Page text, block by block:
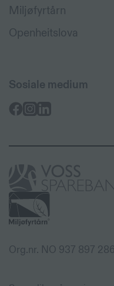
Miljøfyrtårn
Openheitslova
Sosiale medium
Sparebank
Org.nr. NO 937 897 286